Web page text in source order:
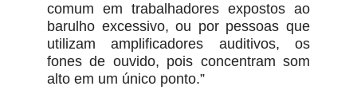
comum em trabalhadores expostos ao
barulho excessivo, ou por pessoas que
utilizam amplificadores auditivos, os
fones de ouvido, pois concentram som
alto em um único ponto.”